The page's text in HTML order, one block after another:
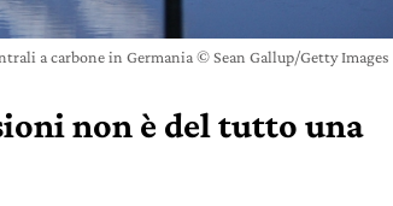
a carbone in Germania © Sean Gallup/Getty Images
non è del tutto una